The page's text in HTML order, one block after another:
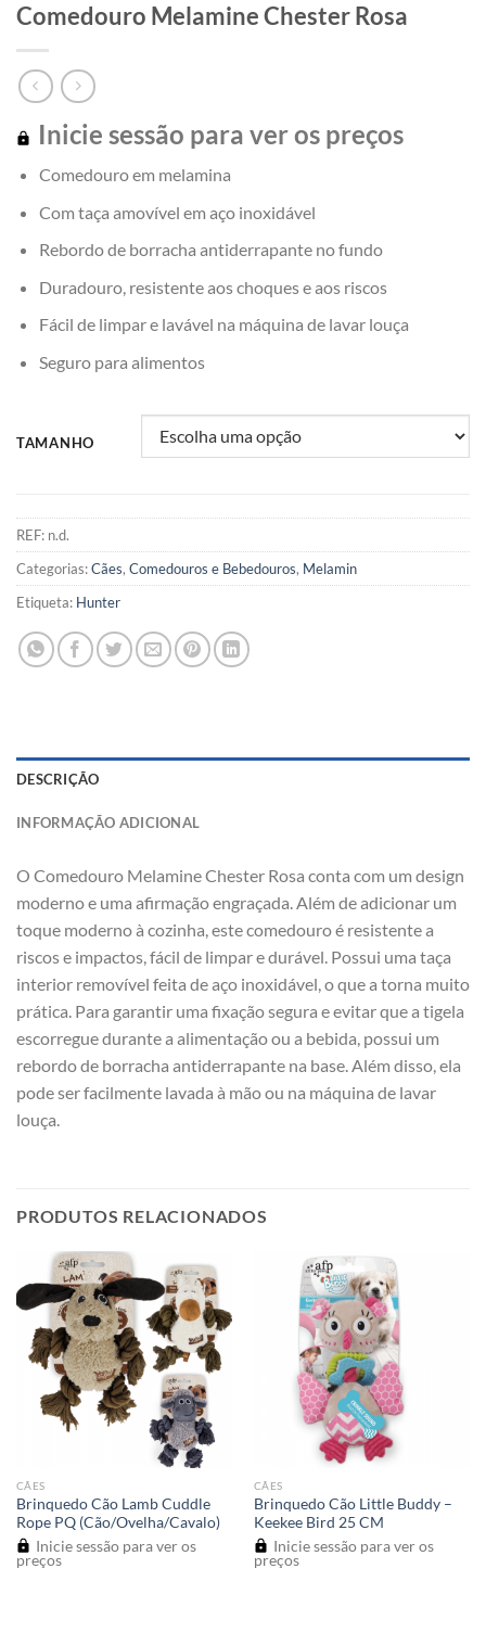
Comedouro Melamine Chester Rosa
Inicie sessão para ver os preços
Comedouro em melamina
Com taça amovível em aço inoxidável
Rebordo de borracha antiderrapante no fundo
Duradouro, resistente aos choques e aos riscos
Fácil de limpar e lavável na máquina de lavar louça
Seguro para alimentos
TAMANHO
REF: n.d.
Categorias:Cães, Comedouros e Bebedouros, Melamin
Etiqueta: Hunter
DESCRIÇÃO
INFORMAÇÃO ADICIONAL
O Comedouro Melamine Chester Rosa conta com um design
moderno e uma afirmação engraçada. Além de adicionar um
toque moderno à cozinha, este comedouro é resistente a
riscos e impactos, fácil de limpar e durável. Possui uma taça
interior removível feita de aço inoxidável, o que a torna muito
prática. Para garantir uma fixação segura e evitar que a tigela
escorregue durante a alimentação ou a bebida, possui um
rebordo de borracha antiderrapante na base. Além disso, ela
pode ser facilmente lavada à mão ou na máquina de lavar
louça.
PRODUTOS RELACIONADOS
CÃES
Brinquedo Cão Lamb Cuddle
Rope PQ (Cão/Ovelha/Cavalo)
Inicie sessão para ver os
preços
CÃES
Brinquedo Cão Little Buddy –
Keekee Bird 25 CM
Inicie sessão para ver os
preços